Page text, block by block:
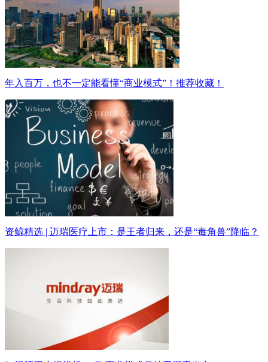
年入百万，也不一定能看懂“商业模式”！推荐收藏！
资鲸精选 | 迈瑞医疗上市：是王者归来，还是“毒角兽”降临？